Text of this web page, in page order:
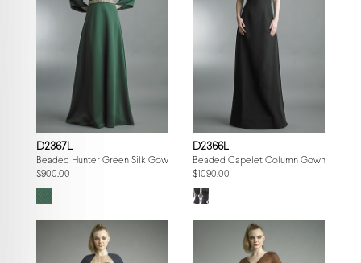
D2367L
Beaded Hunter Green Silk Gown
$900.00
D2366L
Beaded Capelet Column Gown
$1090.00